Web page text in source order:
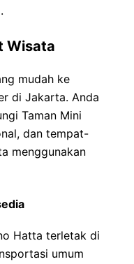
Wisata
mudah ke
di Jakarta. Anda
Taman Mini
dan tempat-
menggunakan
Hatta terletak di
umum